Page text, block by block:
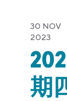
30 NOV
2023
期